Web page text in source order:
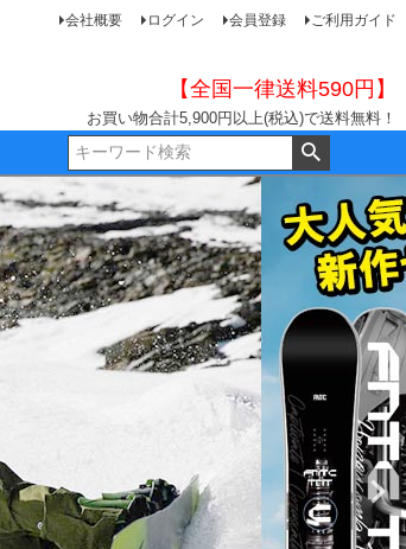
会社概要 ログイン 会員登録 ご利用ガイド
【全国一律送料590円】
お買い物合計5,900円以上(税込)で送料無料！